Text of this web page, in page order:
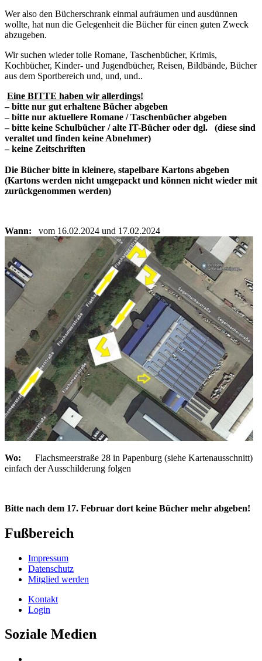
Wer also den Bücherschrank einmal aufräumen und ausdünnen
wollte, hat nun die Gelegenheit die Bücher für einen guten Zweck
abzugeben.
Wir suchen wieder tolle Romane, Taschenbücher, Krimis,
Kochbücher, Kinder- und Jugendbücher, Reisen, Bildbände, Bücher
aus dem Sportbereich und, und, und..
Eine BITTE haben wir allerdings!
– bitte nur gut erhaltene Bücher abgeben
– bitte nur aktuellere Romane / Taschenbücher abgeben
– bitte keine Schulbücher / alte IT-Bücher oder dgl. (diese sind
veraltet und finden keine Abnehmer)
– keine Zeitschriften
Die Bücher bitte in kleinere, stapelbare Kartons abgeben
(Kartons werden nicht umgepackt und können nicht wieder mit
zurückgenommen werden)
Wann: vom 16.02.2024 und 17.02.2024
Wo: Flachsmeerstraße 28 in Papenburg (siehe Kartenausschnitt)
einfach der Ausschilderung folgen
Bitte nach dem 17. Februar dort keine Bücher mehr abgeben!
Fußbereich
Impressum
Datenschutz
Mitglied werden
Kontakt
Login
Soziale Medien